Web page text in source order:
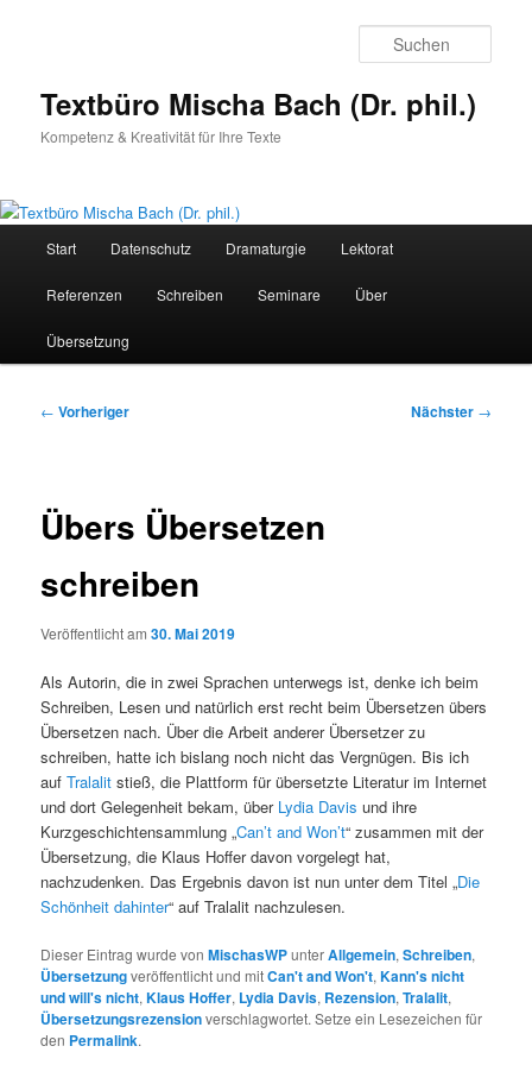
Textbüro Mischa Bach (Dr. phil.)
Kompetenz & Kreativität für Ihre Texte
Start Datenschutz Dramaturgie Lektorat
Referenzen Schreiben Seminare Über
Übersetzung
Beitragsnavigation
← Vorheriger Nächster →
Übers Übersetzen
schreiben
Veröffentlicht am30. Mai 2019
Als Autorin, die in zwei Sprachen unterwegs ist, denke ich beim
Schreiben, Lesen und natürlich erst recht beim Übersetzen übers
Übersetzen nach. Über die Arbeit anderer Übersetzer zu
schreiben, hatte ich bislang noch nicht das Vergnügen. Bis ich
aufTralalit stieß, die Plattform für übersetzte Literatur im Internet
und dort Gelegenheit bekam, über Lydia Davis und ihre
Kurzgeschichtensammlung „Can’t and Won’t“ zusammen mit der
Übersetzung, die Klaus Hoffer davon vorgelegt hat,
nachzudenken. Das Ergebnis davon ist nun unter dem Titel „Die
Schönheit dahinter“ auf Tralalit nachzulesen.
Dieser Eintrag wurde vonMischasWPunterAllgemein,Schreiben,
Übersetzungveröffentlicht und mitCan't and Won't,Kann's nicht
und will's nicht,Klaus Hoffer, Lydia Davis, Rezension,Tralalit,
Übersetzungsrezensionverschlagwortet. Setze ein Lesezeichen für
den Permalink.